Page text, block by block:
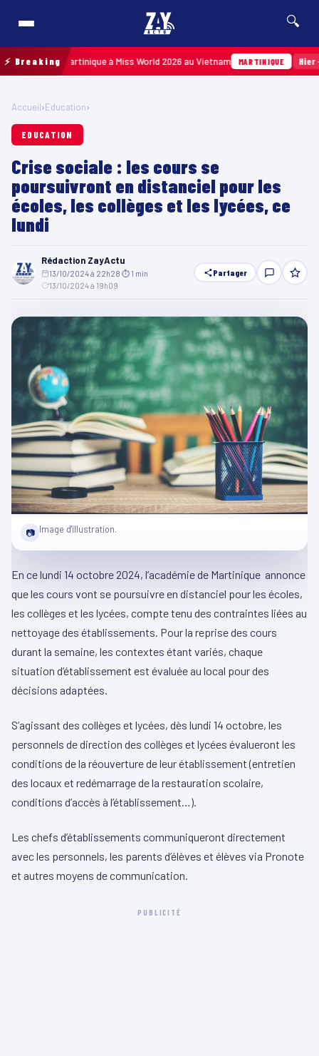
🔍
⚡ Breaking
la Martinique à Miss World 2026 au Vietnam MARTINIQUE Hier · 14h14
Accueil›Education›
EDUCATION
Crise sociale : les cours se
poursuivront en distanciel pour les
écoles, les collèges et les lycées, ce
lundi
Rédaction ZayActu
13/10/2024 à 22h28 ⏱ 1 min
13/10/2024 à 19h09
Partager
📷 Image d'illustration.
En ce lundi 14 octobre 2024, l’académie de Martinique annonce
que les cours vont se poursuivre en distanciel pour les écoles,
les collèges et les lycées, compte tenu des contraintes liées au
nettoyage des établissements. Pour la reprise des cours
durant la semaine, les contextes étant variés, chaque
situation d’établissement est évaluée au local pour des
décisions adaptées.
S’agissant des collèges et lycées, dès lundi 14 octobre, les
personnels de direction des collèges et lycées évalueront les
conditions de la réouverture de leur établissement (entretien
des locaux et redémarrage de la restauration scolaire,
conditions d’accès à l’établissement…).
Les chefs d’établissements communiqueront directement
avec les personnels, les parents d’élèves et élèves via Pronote
et autres moyens de communication.
PUBLICITÉ